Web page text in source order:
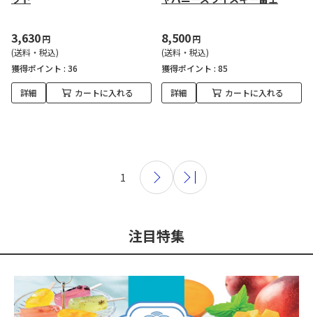
3,630円
(送料・税込)
獲得ポイント : 36
詳細 カートに入れる
8,500円
(送料・税込)
獲得ポイント : 85
詳細 カートに入れる
1
注目特集